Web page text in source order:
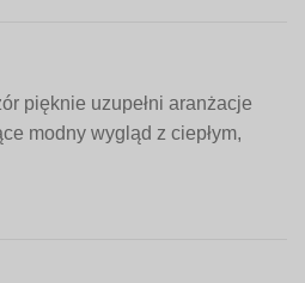
pięknie uzupełni aranżacje
modny wygląd z ciepłym,